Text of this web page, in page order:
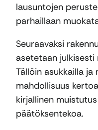
lausuntojen
parhaillaan
Seuraavaksi
asetetaan julkisesti
Tällöin asukkailla ja
mahdollisuus
kirjallinen
päätöksentekoa.